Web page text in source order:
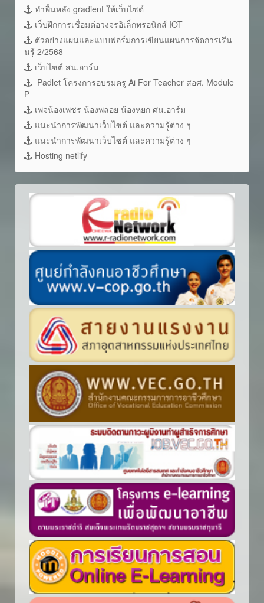
ทำพื้นหลัง gradient ให้เว็บไซต์
เว็บฝึกการเชื่อมต่อวงจรอิเล็กทรอนิกส์ IOT
ตัวอย่างแผนและแบบฟอร์มการเขียนแผนการจัดการเรีน
นรู้ 2/2568
เว็บไซต์ สน.อาร์ม
Padlet โครงการอบรมครู Ai For Teacher สอศ. Module
P
เพจน้องเพชร น้องพลอย น้องหยก ศน.อาร์ม
แนะนำการพัฒนาเว็บไซต์ และความรู้ต่าง ๆ
แนะนำการพัฒนาเว็บไซต์ และความรู้ต่าง ๆ
Hosting netlify